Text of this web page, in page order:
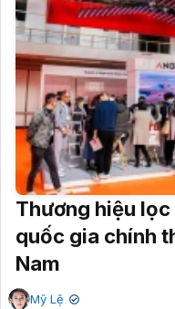
Thương hiệu
quốc gia chính
Nam
Mỹ Lệ ✔